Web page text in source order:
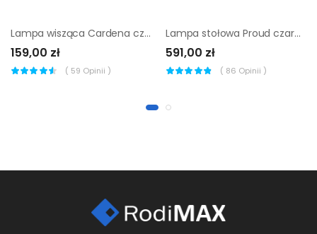
Lampa wisząca Cardena czarno-złota E27 Italux
159,00 zł
( 59 Opinii )
Lampa stołowa Proud czarna E27 MARKSLOJD
591,00 zł
( 86 Opinii )